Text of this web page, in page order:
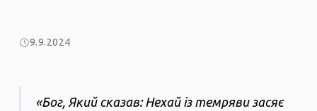
9.9.2024
«Бог, Який сказав: Нехай із темряви засяє